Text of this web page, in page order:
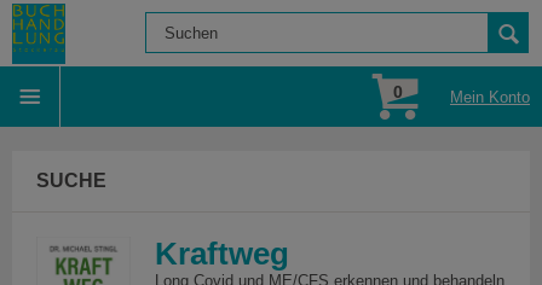
0 Mein Konto
SUCHE
Kraftweg
Long Covid und ME/CFS erkennen und behandeln